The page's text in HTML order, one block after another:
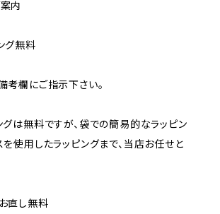
内
グ無料
考欄にご指示下さい。
グは無料ですが、袋での簡易的なラッピン
を使用したラッピングまで、当店お任せと
直し無料